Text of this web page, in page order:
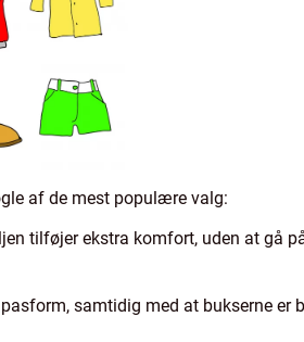
af de mest populære valg:
tilføjer ekstra komfort, uden at gå
samtidig med at bukserne er